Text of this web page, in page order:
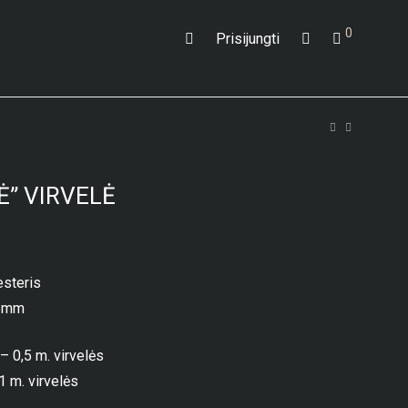
Prisijungti 0
VIRVELĖ
0,5 m. virvelės
m. virvelės